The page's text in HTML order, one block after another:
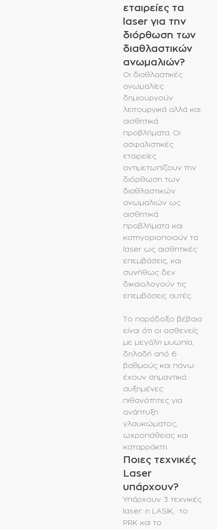
εταιρείες τα
laser για την
διόρθωση των
διαθλαστικών
ανωμαλιών?
Οι διαθλαστικές
ανωμαλίες
δημιουργούν
λειτουργικά αλλά και
αισθητικά
προβλήματα. Οι
ασφαλιστικές
εταιρείες
αντιμετωπίζουν την
διόρθωση των
διαθλαστικών
ανωμαλιών ως
αισθητικά
προβλήματα και
κατηγοριοποιούν τα
laser ως αισθητικές
επεμβάσεις, και
συνήθως δεν
δικαιολογούν τις
επεμβάσεις αυτές.
Το παράδοξο βέβαια
είναι ότι οι ασθενείς
με μεγάλη μυωπία,
δηλαδή από 6
βαθμούς και πάνω
έχουν σημαντικά
αυξημένες
πιθανότητες για
ανάπτυξη
γλαυκώματος,
ωχροπάθειας και
καταρράκτη.
Ποιες τεχνικές
Laser
υπάρχουν?
Υπάρχουν 3 τεχνικές
laser: η LASIK, το
PRK και το